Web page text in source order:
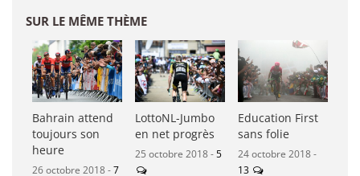
SUR LE MÊME THÈME
Bahrain attend
toujours son
heure
26 octobre 2018 -7
LottoNL-Jumbo
en net progrès
25 octobre 2018 -5
Education First
sans folie
24 octobre 2018 -
13